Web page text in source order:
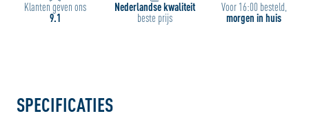
Klanten geven ons
9.1
Nederlandse kwaliteit
beste prijs
Voor 16:00 besteld,
morgen in huis
SPECIFICATIES